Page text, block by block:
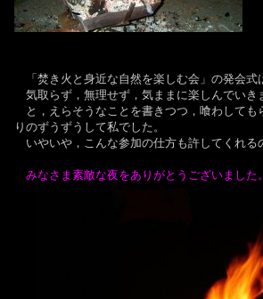
「焚き火と身近な自然を楽しむ会」の発会式
気取らず，無理せず，気ままに楽しんでいき
と，えらそうなことを書きつつ，喰わしても
りのずうずうして私でした。
いやいや，こんな参加の仕方も許してくれる
みなさま素敵な夜をありがとうございました。